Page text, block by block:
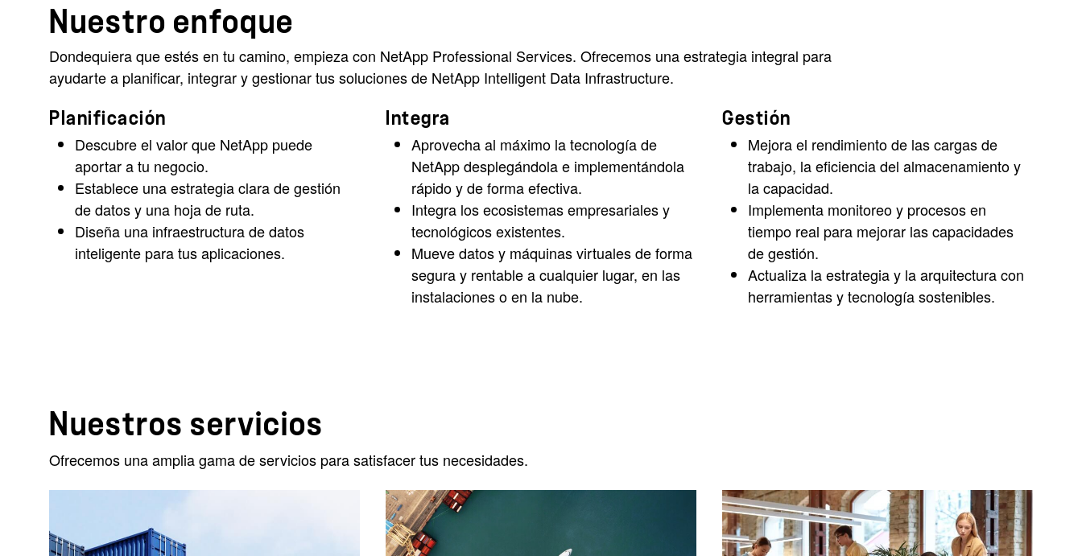
Nuestro enfoque
Dondequiera que estés en tu camino, empieza con NetApp Professional Services. Ofrecemos una estrategia integral para
ayudarte a planificar, integrar y gestionar tus soluciones de NetApp Intelligent Data Infrastructure.
Planificación
Descubre el valor que NetApp puede
aportar a tu negocio.
Establece una estrategia clara de gestión
de datos y una hoja de ruta.
Diseña una infraestructura de datos
inteligente para tus aplicaciones.
Integra
Aprovecha al máximo la tecnología de
NetApp desplegándola e implementándola
rápido y de forma efectiva.
Integra los ecosistemas empresariales y
tecnológicos existentes.
Mueve datos y máquinas virtuales de forma
segura y rentable a cualquier lugar, en las
instalaciones o en la nube.
Gestión
Mejora el rendimiento de las cargas de
trabajo, la eficiencia del almacenamiento y
la capacidad.
Implementa monitoreo y procesos en
tiempo real para mejorar las capacidades
de gestión.
Actualiza la estrategia y la arquitectura con
herramientas y tecnología sostenibles.
Nuestros servicios
Ofrecemos una amplia gama de servicios para satisfacer tus necesidades.